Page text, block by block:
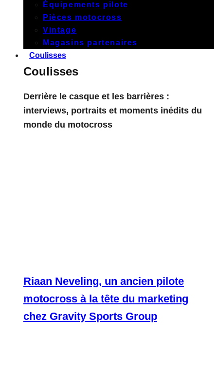
Équipements pilote
Pièces motocross
Vintage
Magasins partenaires
Coulisses
Coulisses
Derrière le casque et les barrières :
interviews, portraits et moments inédits du
monde du motocross
Riaan Neveling, un ancien pilote
motocross à la tête du marketing
chez Gravity Sports Group